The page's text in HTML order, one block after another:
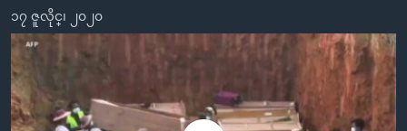
ပင်မ
အကြောင်းအရာ
သို့
ကျော်
ကြည့်
တရုတ်
အစ္စရေး-ပါလက်စတိုင်း
ရပ်ဝန်းတခု လမ်းတခု အလွန်
အင်္ဂလိပ်စာလေ့လာမယ်
အမေရိကန်သုံးအီဒီယံ
အပတ်စဉ်ကဏ္ဍများ
၁၇ ဇူလိုင္၊ ၂၀၂၀